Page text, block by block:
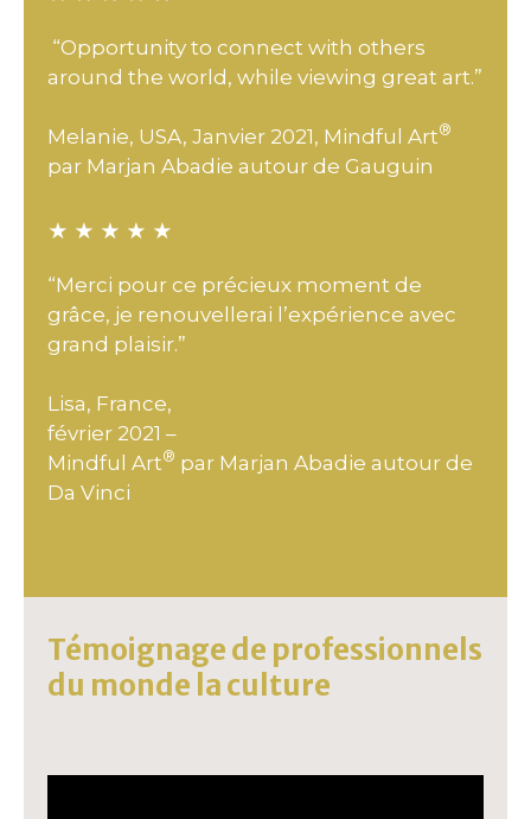
“Opportunity to connect with others
around the world, while viewing great art.”
Melanie, USA, Janvier 2021, Mindful Art®
par Marjan Abadie autour de Gauguin
★ ★ ★ ★ ★
“Merci pour ce précieux moment de
grâce, je renouvellerai l’expérience avec
grand plaisir.”
Lisa, France,
février 2021 –
Mindful Art® par Marjan Abadie autour de
Da Vinci
Témoignage de professionnels
du monde la culture